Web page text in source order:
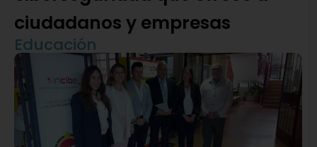
ciudadanos y empresas
Educación